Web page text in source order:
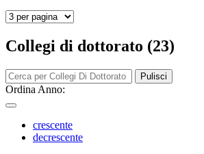
Collegi di dottorato (23)
Pulisci
Ordina Anno:
crescente
decrescente